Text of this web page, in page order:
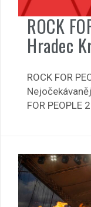
ROCK
Hradec
ROCK FOR
FOR PEOPLE